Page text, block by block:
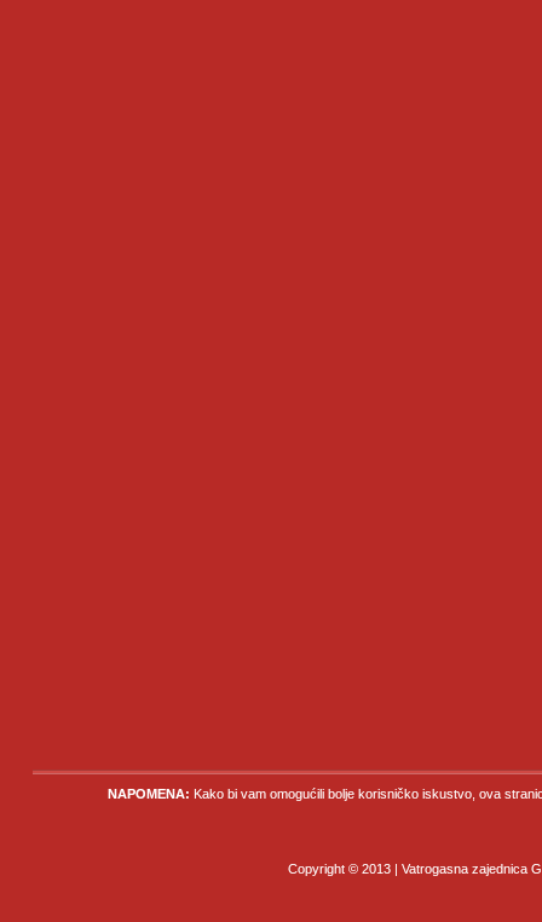
NAPOMENA: Kako bi vam omogućili bolje korisničko iskustvo, ova
Copyright © 2013 | Vatrogasna zajednica